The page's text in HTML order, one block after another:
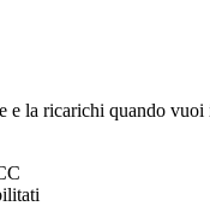
e la ricarichi quando